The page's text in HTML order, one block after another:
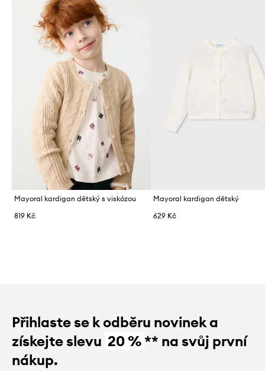
Mayoral kardigan dětský s viskózou
819 Kč
Mayoral kardigan dětský
629 Kč
Přihlaste se k odběru novinek a
získejte slevu 20 %** na svůj první
nákup.